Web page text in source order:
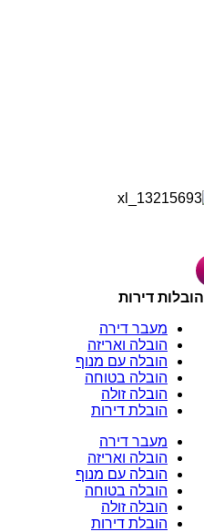
הובלות דירות
מעבר דירה
הובלה ואריזה
הובלה עם מנוף
הובלה בטוחה
הובלה זולה
הובלת דירות
מעבר דירה
הובלה ואריזה
הובלה עם מנוף
הובלה בטוחה
הובלה זולה
הובלת דירות